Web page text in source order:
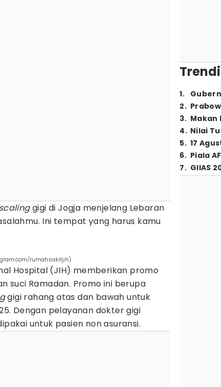
scalinggigi di Jogja menjelang Lebaran
Ini tempat yang harus kamu
rumahsakitjih)
Hospital (JIH) memberikan promo
suci Ramadan. Promo ini berupa
gigi rahang atas dan bawah untuk
Dengan pelayanan dokter gigi
untuk pasien non asuransi.
1.
2.
3. Makan
4. Nilai
5. 17
6. Piala
7. GIIAS